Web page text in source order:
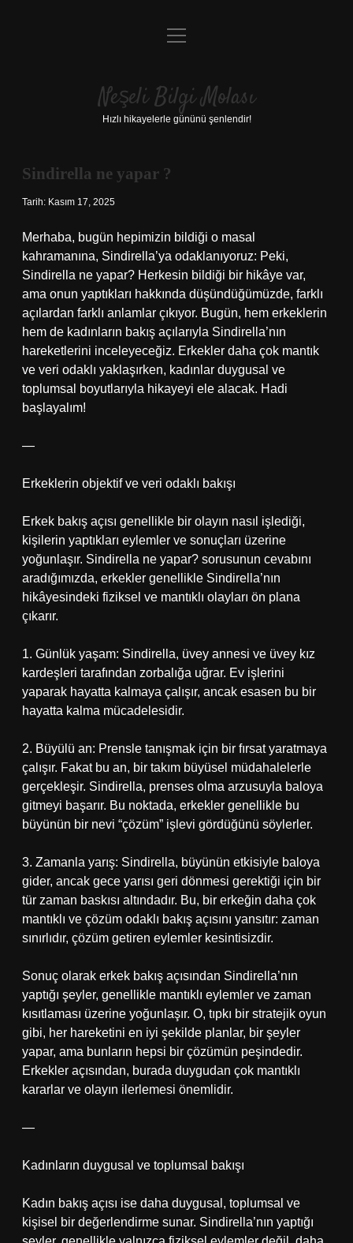
Anasayfa
Yasal Uyarı
menüyü
Neşeli Bilgi Molası
Hızlı hikayelerle gününü şenlendir!
Sindirella ne yapar ?
Tarih: Kasım 17, 2025
Merhaba, bugün hepimizin bildiği o masal
kahramanına, Sindirella’ya odaklanıyoruz: Peki,
Sindirella ne yapar? Herkesin bildiği bir hikâye var,
ama onun yaptıkları hakkında düşündüğümüzde, farklı
açılardan farklı anlamlar çıkıyor. Bugün, hem erkeklerin
hem de kadınların bakış açılarıyla Sindirella’nın
hareketlerini inceleyeceğiz. Erkekler daha çok mantık
ve veri odaklı yaklaşırken, kadınlar duygusal ve
toplumsal boyutlarıyla hikayeyi ele alacak. Hadi
başlayalım!
—
Erkeklerin objektif ve veri odaklı bakışı
Erkek bakış açısı genellikle bir olayın nasıl işlediği,
kişilerin yaptıkları eylemler ve sonuçları üzerine
yoğunlaşır. Sindirella ne yapar? sorusunun cevabını
aradığımızda, erkekler genellikle Sindirella’nın
hikâyesindeki fiziksel ve mantıklı olayları ön plana
çıkarır.
1. Günlük yaşam: Sindirella, üvey annesi ve üvey kız
kardeşleri tarafından zorbalığa uğrar. Ev işlerini
yaparak hayatta kalmaya çalışır, ancak esasen bu bir
hayatta kalma mücadelesidir.
2. Büyülü an: Prensle tanışmak için bir fırsat yaratmaya
çalışır. Fakat bu an, bir takım büyüsel müdahalelerle
gerçekleşir. Sindirella, prenses olma arzusuyla baloya
gitmeyi başarır. Bu noktada, erkekler genellikle bu
büyünün bir nevi “çözüm” işlevi gördüğünü söylerler.
3. Zamanla yarış: Sindirella, büyünün etkisiyle baloya
gider, ancak gece yarısı geri dönmesi gerektiği için bir
tür zaman baskısı altındadır. Bu, bir erkeğin daha çok
mantıklı ve çözüm odaklı bakış açısını yansıtır: zaman
sınırlıdır, çözüm getiren eylemler kesintisizdir.
Sonuç olarak erkek bakış açısından Sindirella’nın
yaptığı şeyler, genellikle mantıklı eylemler ve zaman
kısıtlaması üzerine yoğunlaşır. O, tıpkı bir stratejik oyun
gibi, her hareketini en iyi şekilde planlar, bir şeyler
yapar, ama bunların hepsi bir çözümün peşindedir.
Erkekler açısından, burada duygudan çok mantıklı
kararlar ve olayın ilerlemesi önemlidir.
—
Kadınların duygusal ve toplumsal bakışı
Kadın bakış açısı ise daha duygusal, toplumsal ve
kişisel bir değerlendirme sunar. Sindirella’nın yaptığı